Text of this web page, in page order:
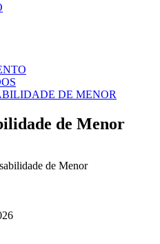
DE MENOR
de Menor
de Menor